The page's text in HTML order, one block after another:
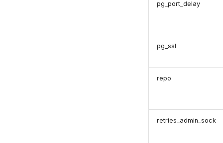
pg_port_delay
pg_ssl
repo
retries_admin_sock